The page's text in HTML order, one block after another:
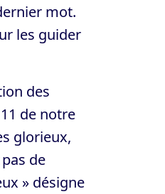
mot.
les guider
des
de notre
glorieux,
de
» désigne